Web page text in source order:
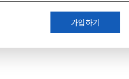
가입하기